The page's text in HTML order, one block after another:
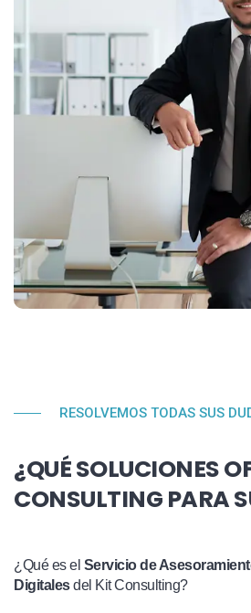
RESOLVEMOS TODAS SUS
¿QUÉ SOLUCIONES
CONSULTING PARA
¿Qué es el Servicio de
Digitalesdel Kit Consulting?